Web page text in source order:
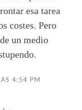
esa tarea
costes. Pero
un medio
4:54 PM